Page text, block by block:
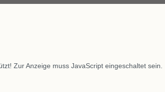
Zur Anzeige muss JavaScript eingeschaltet sein.